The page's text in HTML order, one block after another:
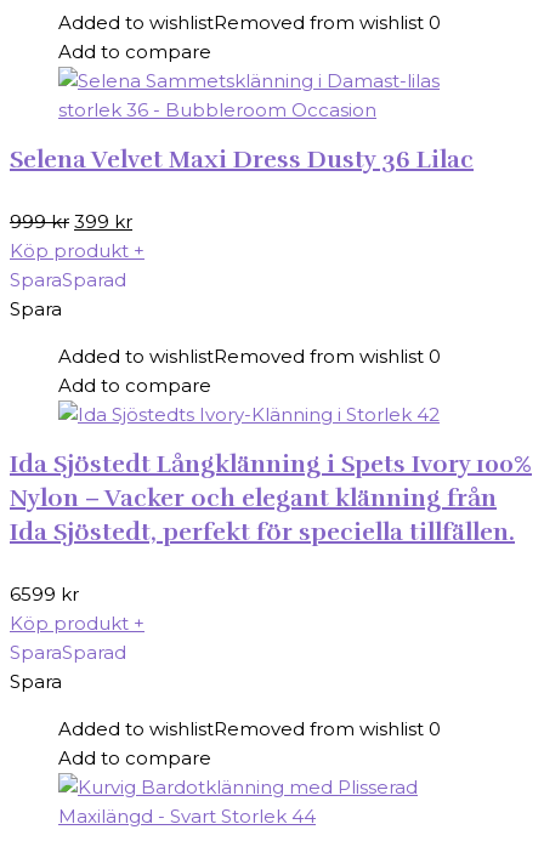
Added to wishlistRemoved from wishlist 0
Add to compare
Selena Velvet Maxi Dress Dusty 36 Lilac
999kr Det
ursprungliga
priset
399 krDet
nuvarande
Köp produkt +
SparaSparad
Spara
Added to wishlistRemoved from wishlist 0
Add to compare
Ida Sjöstedt Långklänning i Spets Ivory 100%
Nylon – Vacker och elegant klänning från
Ida Sjöstedt, perfekt för speciella tillfällen.
6599 kr
Köp produkt +
SparaSparad
Spara
Added to wishlistRemoved from wishlist 0
Add to compare